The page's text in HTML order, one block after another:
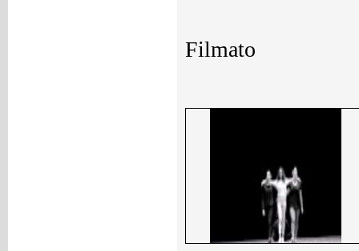
Filmato